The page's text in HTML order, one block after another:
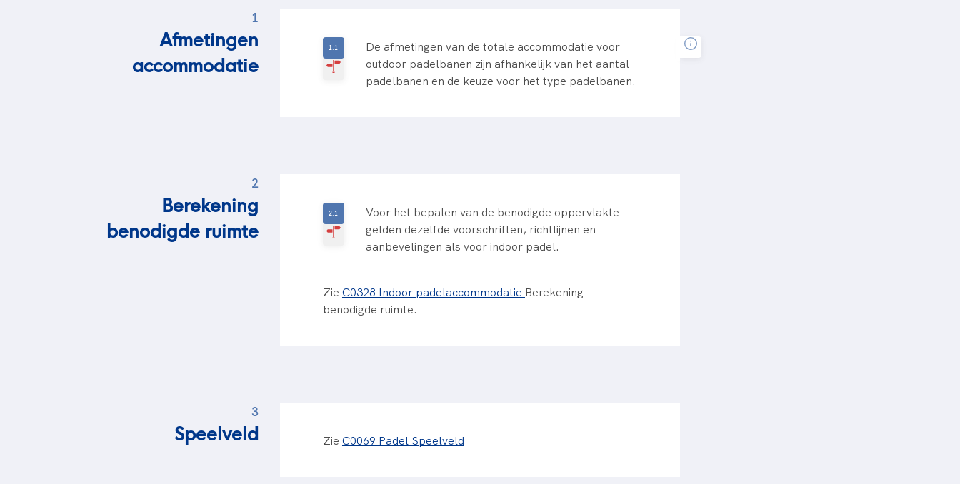
1
Afmetingen
accommodatie
De afmetingen van de totale accommodatie voor
outdoor padelbanen zijn afhankelijk van het aantal
padelbanen en de keuze voor het type padelbanen.
2
Berekening
benodigde ruimte
Voor het bepalen van de benodigde oppervlakte
gelden dezelfde voorschriften, richtlijnen en
aanbevelingen als voor indoor padel.
Zie C0328 Indoor padelaccommodatie Berekening
benodigde ruimte.
3
Speelveld Zie C0069 Padel Speelveld